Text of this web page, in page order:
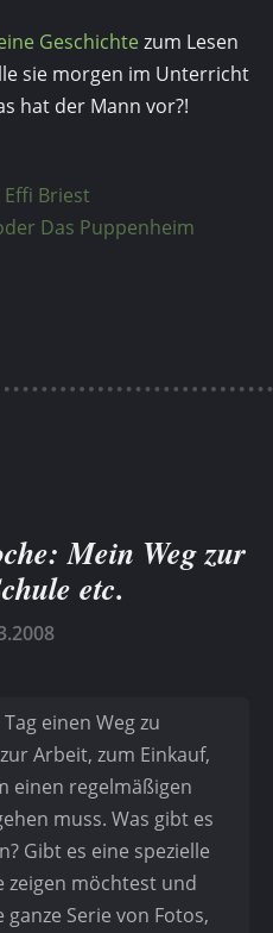
Geschichte zum Lesen
sie morgen im Unterricht
hat der Mann vor?!
Effi Briest
Das Puppenheim
Mein Weg zur
etc.
einen Weg zu
Arbeit, zum Einkauf,
einen regelmäßigen
muss. Was gibt es
Gibt es eine spezielle
zeigen möchtest und
Serie von Fotos,